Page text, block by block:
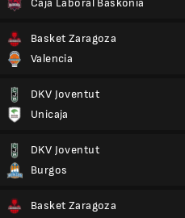
Caja Laboral Baskonia
Basket Zaragoza
Valencia
DKV Joventut
Unicaja
DKV Joventut
Burgos
Basket Zaragoza